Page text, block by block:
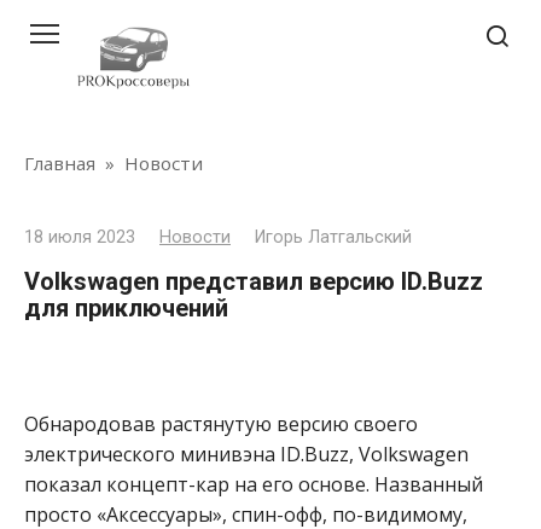
контенту
Главная » Новости
18 июля 2023 Новости Игорь Латгальский
Volkswagen представил версию ID.Buzz
для приключений
Обнародовав растянутую версию своего
электрического минивэна ID.Buzz, Volkswagen
показал концепт-кар на его основе. Названный
просто «Аксессуары», спин-офф, по-видимому,